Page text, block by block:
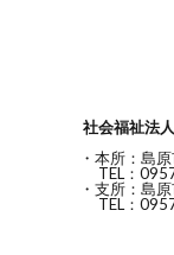
社会福祉法
・本所：島原
TEL：0957-
・支所：島原市
TEL：0957-